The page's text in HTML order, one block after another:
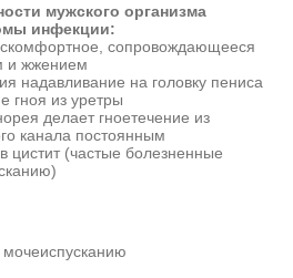
мужского организма
инфекции:
сопровождающееся
и жжением
надавливание на головку пениса
гноя из уретры
делает гноетечение из
канала постоянным
цистит (частые болезненные